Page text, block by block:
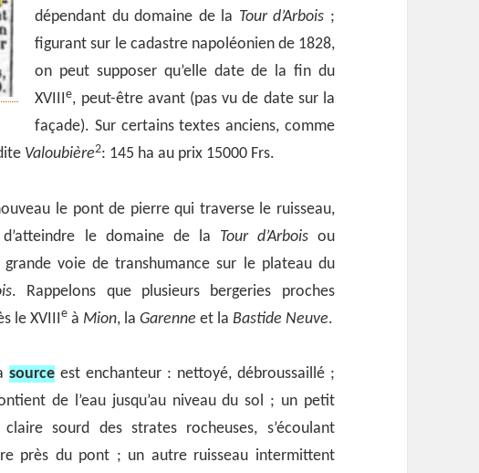
dépendant du domaine de la Tour d’Arbois ;
figurant sur le cadastre napoléonien de 1828,
on peut supposer qu’elle date de la fin du
XVIIIe, peut-être avant (pas vu de date sur la
façade). Sur certains textes anciens, comme
Valoubière2: 145 ha au prix 15000 Frs.
le pont de pierre qui traverse le ruisseau,
le domaine de la Tour d’Arbois ou
voie de transhumance sur le plateau du
. Rappelons que plusieurs bergeries proches
le XVIIIe à Mion, laGarenne et laBastide Neuve.
source est enchanteur : nettoyé, débroussaillé ;
de l’eau jusqu’au niveau du sol ; un petit
sourd des strates rocheuses, s’écoulant
près du pont ; un autre ruisseau intermittent